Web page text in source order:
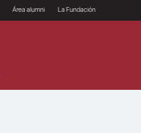
Área alumni La Fundación